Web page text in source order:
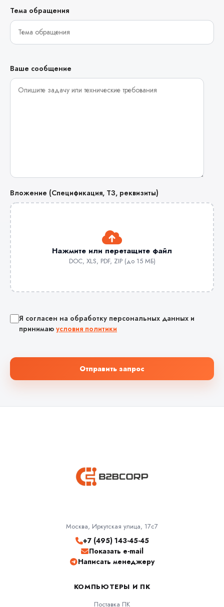
Тема обращения
Ваше сообщение
Вложение (Спецификация, ТЗ, реквизиты)
Нажмите или перетащите файл
DOC, XLS, PDF, ZIP (до 15 МБ)
Я согласен на обработку персональных данных и
принимаю условия политики
Отправить запрос
Москва, Иркутская улица, 17с7
+7 (495) 143-45-45
Показать e-mail
Написать менеджеру
КОМПЬЮТЕРЫ И ПК
Поставка ПК